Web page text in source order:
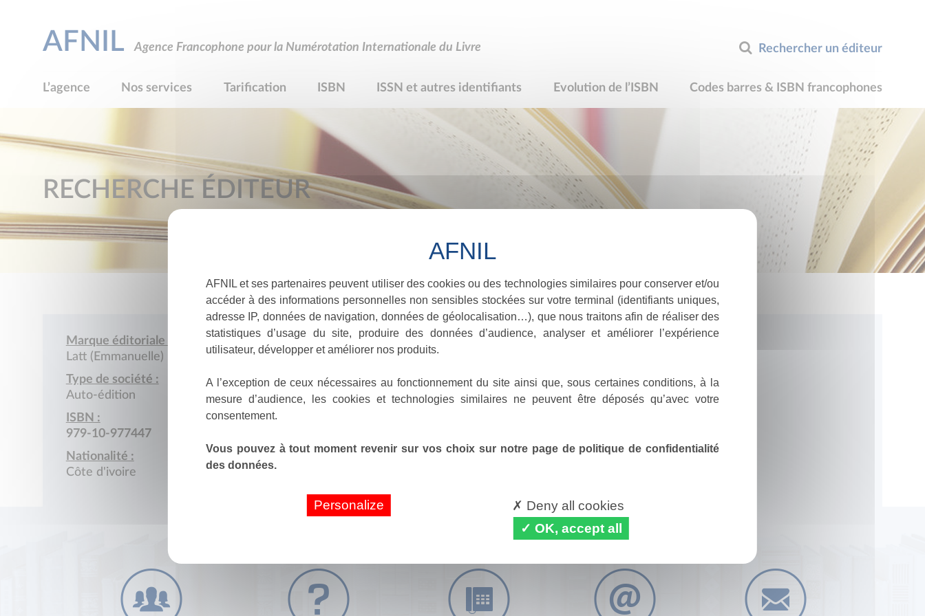
Rechercher un éditeur
AFNIL Agence Francophone pour la Numérotation Internationale du Livre
L’agence Nos services Tarification ISBN ISSN et autres identifiants Evolution de l’ISBN Codes barres & ISBN francophones
RECHERCHE ÉDITEUR
Marque éditoriale :
Latt (Emmanuelle)
Type de société :
Auto-édition
ISBN :
979-10-977447
Nationalité :
Côte d'ivoire
AFNIL et ses partenaires peuvent utiliser des cookies ou des technologies similaires pour conserver et/ou
accéder à des informations personnelles non sensibles stockées sur votre terminal (identifiants uniques,
adresse IP, données de navigation, données de géolocalisation…), que nous traitons afin de réaliser des
statistiques d’usage du site, produire des données d’audience, analyser et améliorer l’expérience
utilisateur, développer et améliorer nos produits.
A l’exception de ceux nécessaires au fonctionnement du site ainsi que, sous certaines conditions, à la
mesure d’audience, les cookies et technologies similaires ne peuvent être déposés qu’avec votre
consentement.
Vous pouvez à tout moment revenir sur vos choix sur notre page de politique de confidentialité
des données.
Personalize
Deny all cookies
OK, accept all